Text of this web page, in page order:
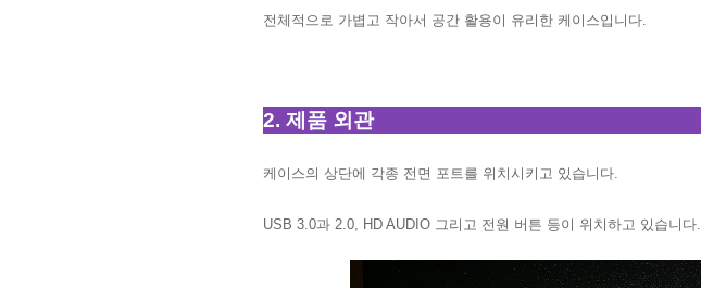
전체적으로 가볍고 작아서 공간 활용이 유리한 케이스입니다.
2. 제품 외관
케이스의 상단에 각종 전면 포트를 위치시키고 있습니다.
USB 3.0과 2.0, HD AUDIO 그리고 전원 버튼 등이 위치하고 있습니다.